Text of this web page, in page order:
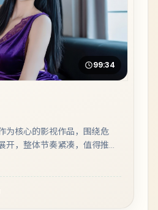
99:34
为核心的影视作品，围绕危
，整体节奏紧凑，值得推荐